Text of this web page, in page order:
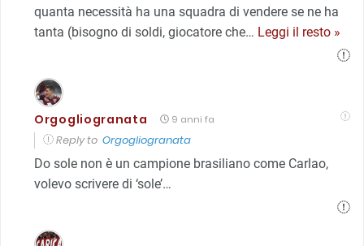
quanta necessità ha una squadra di vendere se ne ha
tanta (bisogno di soldi, giocatore che… Leggi il resto »
Orgogliogranata 9 anni fa
Reply to Orgogliogranata
Do sole non è un campione brasiliano come Carlao,
volevo scrivere di ‘sole’…